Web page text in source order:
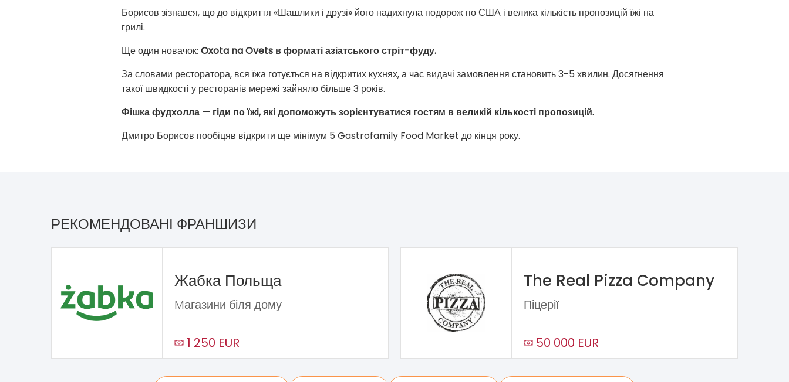
Борисов зізнався, що до відкриття «Шашлики і друзі» його надихнула подорож по США і велика кількість пропозицій їжі на
грилі.
Ще один новачок: Oxota na Ovets в форматі азіатського стріт-фуду.
За словами ресторатора, вся їжа готується на відкритих кухнях, а час видачі замовлення становить 3-5 хвилин. Досягнення
такої швидкості у ресторанів мережі зайняло більше 3 років.
Фішка фудхолла — гіди по їжі, які допоможуть зорієнтуватися гостям в великій кількості пропозицій.
Дмитро Борисов пообіцяв відкрити ще мінімум 5 Gastrofamily Food Market до кінця року.
РЕКОМЕНДОВАНІ ФРАНШИЗИ
Жабка Польща
Mагазини біля дому
1 250 EUR
The Real Pizza Company
Піцерії
50 000 EUR